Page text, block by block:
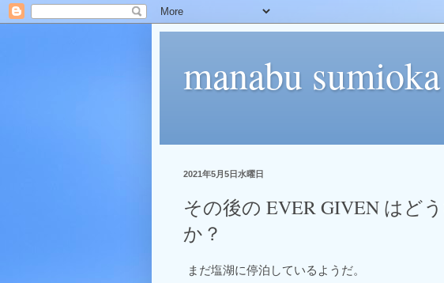
manabu sumioka
2021年5月5日水曜日
その後の EVER GIVEN はど
か？
まだ塩湖に停泊しているようだ。